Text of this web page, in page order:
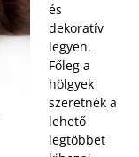
és
dekoratív
legyen.
Főleg a
hölgyek
szeretnék a
lehető
legtöbbet